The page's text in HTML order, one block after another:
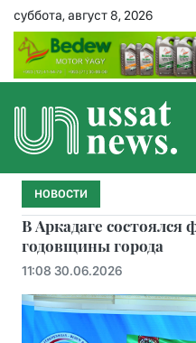
суббота, август 8, 2026
НОВОСТИ
В Аркадаге состоялся
годовщины города
11:08 30.06.2026